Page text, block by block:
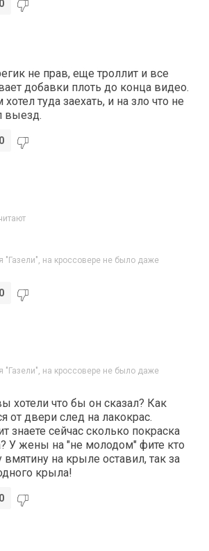
0
не прав, еще троллит и все
добавки плоть до конца видео.
туда заехать, и на зло что не
выезд.
0
"Газели", на кроссовере не было даже
0
"Газели", на кроссовере не было даже
хотели что бы он сказал? Как
от двери след на лакокрас.
знаете сейчас сколько покраска
У жены на "не молодом" фите кто
вмятину на крыле оставил, так за
крыла!
0